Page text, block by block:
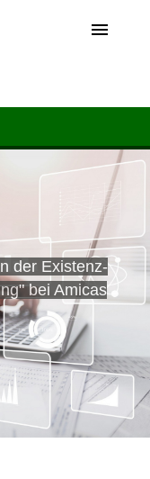
menu
der Existenz-
bei Amicas